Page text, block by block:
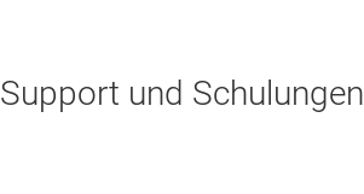
Support und Schulungen